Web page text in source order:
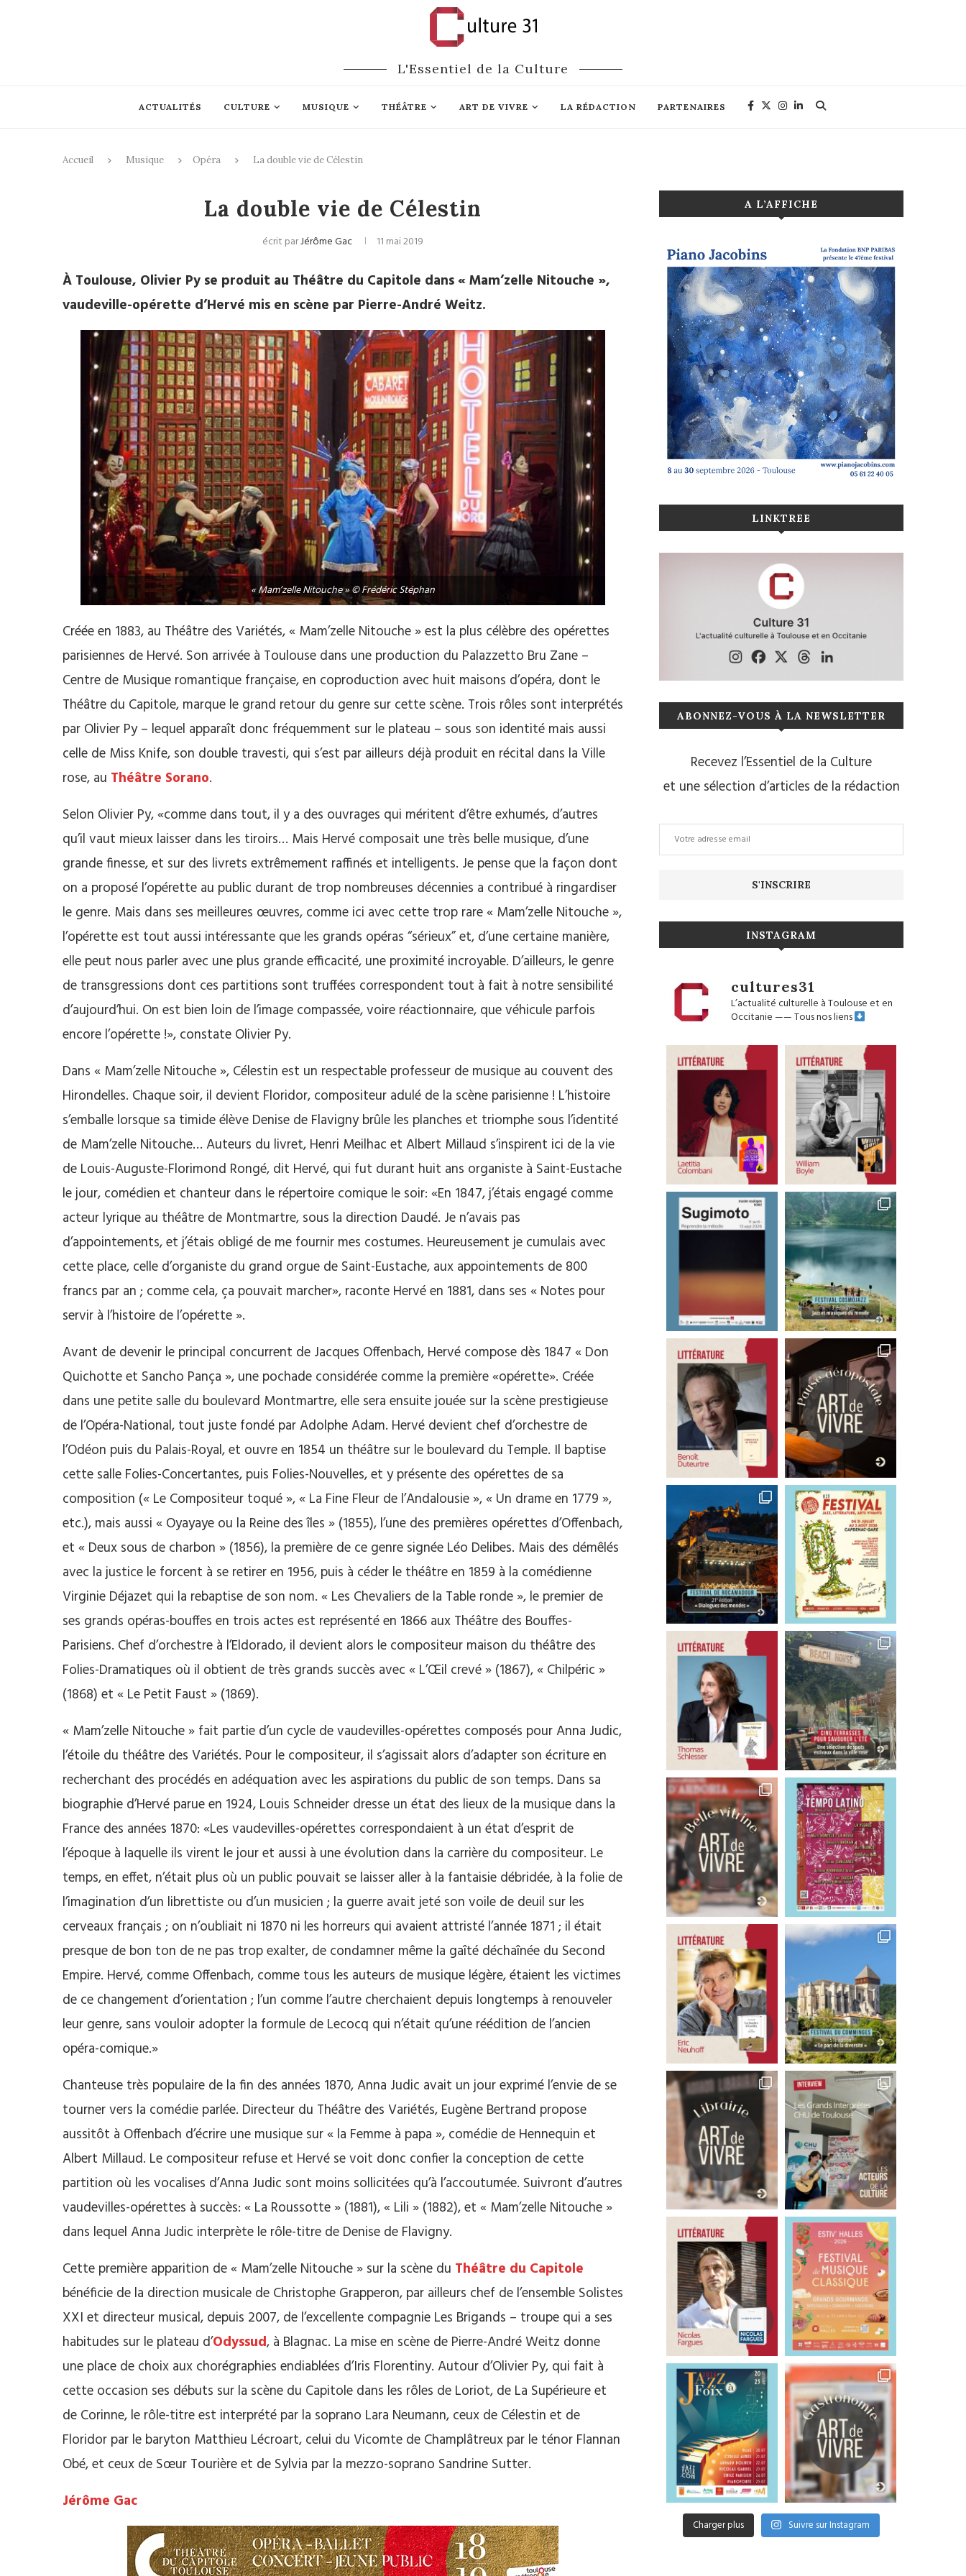
L'Essentiel de la Culture
ACTUALITÉS CULTURE MUSIQUE THÉÂTRE ART DE VIVRE LA RÉDACTION PARTENAIRES
Accueil Musique Opéra La double vie de Célestin
La double vie de Célestin
écrit parJérôme Gac 11 mai 2019
À Toulouse, Olivier Py se produit au Théâtre du Capitole dans « Mam’zelle Nitouche »,
vaudeville-opérette d’Hervé mis en scène par Pierre-André Weitz.
« Mam’zelle Nitouche » © Frédéric Stéphan
Créée en 1883, au Théâtre des Variétés, « Mam’zelle Nitouche » est la plus célèbre des opérettes
parisiennes de Hervé. Son arrivée à Toulouse dans une production du Palazzetto Bru Zane –
Centre de Musique romantique française, en coproduction avec huit maisons d’opéra, dont le
Théâtre du Capitole, marque le grand retour du genre sur cette scène. Trois rôles sont interprétés
par Olivier Py – lequel apparaît donc fréquemment sur le plateau – sous son identité mais aussi
celle de Miss Knife, son double travesti, qui s’est par ailleurs déjà produit en récital dans la Ville
rose, au Théâtre Sorano.
Selon Olivier Py, «comme dans tout, il y a des ouvrages qui méritent d’être exhumés, d’autres
qu’il vaut mieux laisser dans les tiroirs… Mais Hervé composait une très belle musique, d’une
grande finesse, et sur des livrets extrêmement raffinés et intelligents. Je pense que la façon dont
on a proposé l’opérette au public durant de trop nombreuses décennies a contribué à ringardiser
le genre. Mais dans ses meilleures œuvres, comme ici avec cette trop rare « Mam’zelle Nitouche »,
l’opérette est tout aussi intéressante que les grands opéras “sérieux” et, d’une certaine manière,
elle peut nous parler avec une plus grande efficacité, une proximité incroyable. D’ailleurs, le genre
de transgressions dont ces partitions sont truffées correspondent tout à fait à notre sensibilité
d’aujourd’hui. On est bien loin de l’image compassée, voire réactionnaire, que véhicule parfois
encore l’opérette !», constate Olivier Py.
Dans « Mam’zelle Nitouche », Célestin est un respectable professeur de musique au couvent des
Hirondelles. Chaque soir, il devient Floridor, compositeur adulé de la scène parisienne ! L’histoire
s’emballe lorsque sa timide élève Denise de Flavigny brûle les planches et triomphe sous l’identité
de Mam’zelle Nitouche… Auteurs du livret, Henri Meilhac et Albert Millaud s’inspirent ici de la vie
de Louis-Auguste-Florimond Rongé, dit Hervé, qui fut durant huit ans organiste à Saint-Eustache
le jour, comédien et chanteur dans le répertoire comique le soir: «En 1847, j’étais engagé comme
acteur lyrique au théâtre de Montmartre, sous la direction Daudé. Je n’avais pas
d’appointements, et j’étais obligé de me fournir mes costumes. Heureusement je cumulais avec
cette place, celle d’organiste du grand orgue de Saint-Eustache, aux appointements de 800
francs par an ; comme cela, ça pouvait marcher», raconte Hervé en 1881, dans ses « Notes pour
servir à l’histoire de l’opérette ».
Avant de devenir le principal concurrent de Jacques Offenbach, Hervé compose dès 1847 « Don
Quichotte et Sancho Pança », une pochade considérée comme la première «opérette». Créée
dans une petite salle du boulevard Montmartre, elle sera ensuite jouée sur la scène prestigieuse
de l’Opéra-National, tout juste fondé par Adolphe Adam. Hervé devient chef d’orchestre de
l’Odéon puis du Palais-Royal, et ouvre en 1854 un théâtre sur le boulevard du Temple. Il baptise
cette salle Folies-Concertantes, puis Folies-Nouvelles, et y présente des opérettes de sa
composition (« Le Compositeur toqué », « La Fine Fleur de l’Andalousie », « Un drame en 1779 »,
etc.), mais aussi « Oyayaye ou la Reine des îles » (1855), l’une des premières opérettes d’Offenbach,
et « Deux sous de charbon » (1856), la première de ce genre signée Léo Delibes. Mais des démêlés
avec la justice le forcent à se retirer en 1956, puis à céder le théâtre en 1859 à la comédienne
Virginie Déjazet qui la rebaptise de son nom. « Les Chevaliers de la Table ronde », le premier de
ses grands opéras-bouffes en trois actes est représenté en 1866 aux Théâtre des Bouffes-
Parisiens. Chef d’orchestre à l’Eldorado, il devient alors le compositeur maison du théâtre des
Folies-Dramatiques où il obtient de très grands succès avec « L’Œil crevé » (1867), « Chilpéric »
(1868) et « Le Petit Faust » (1869).
« Mam’zelle Nitouche » fait partie d’un cycle de vaudevilles-opérettes composés pour Anna Judic,
l’étoile du théâtre des Variétés. Pour le compositeur, il s’agissait alors d’adapter son écriture en
recherchant des procédés en adéquation avec les aspirations du public de son temps. Dans sa
biographie d’Hervé parue en 1924, Louis Schneider dresse un état des lieux de la musique dans la
France des années 1870: «Les vaudevilles-opérettes correspondaient à un état d’esprit de
l’époque à laquelle ils virent le jour et aussi à une évolution dans la carrière du compositeur. Le
temps, en effet, n’était plus où un public pouvait se laisser aller à la fantaisie débridée, à la folie de
l’imagination d’un librettiste ou d’un musicien ; la guerre avait jeté son voile de deuil sur les
cerveaux français ; on n’oubliait ni 1870 ni les horreurs qui avaient attristé l’année 1871 ; il était
presque de bon ton de ne pas trop exalter, de condamner même la gaîté déchaînée du Second
Empire. Hervé, comme Offenbach, comme tous les auteurs de musique légère, étaient les victimes
de ce changement d’orientation ; l’un comme l’autre cherchaient depuis longtemps à renouveler
leur genre, sans vouloir adopter la formule de Lecocq qui n’était qu’une réédition de l’ancien
opéra-comique.»
Chanteuse très populaire de la fin des années 1870, Anna Judic avait un jour exprimé l’envie de se
tourner vers la comédie parlée. Directeur du Théâtre des Variétés, Eugène Bertrand propose
aussitôt à Offenbach d’écrire une musique sur « la Femme à papa », comédie de Hennequin et
Albert Millaud. Le compositeur refuse et Hervé se voit donc confier la conception de cette
partition où les vocalises d’Anna Judic sont moins sollicitées qu’à l’accoutumée. Suivront d’autres
vaudevilles-opérettes à succès: « La Roussotte » (1881), « Lili » (1882), et « Mam’zelle Nitouche »
dans lequel Anna Judic interprète le rôle-titre de Denise de Flavigny.
Cette première apparition de « Mam’zelle Nitouche » sur la scène du Théâtre du Capitole
bénéficie de la direction musicale de Christophe Grapperon, par ailleurs chef de l’ensemble Solistes
XXI et directeur musical, depuis 2007, de l’excellente compagnie Les Brigands – troupe qui a ses
habitudes sur le plateau d’Odyssud, à Blagnac. La mise en scène de Pierre-André Weitz donne
une place de choix aux chorégraphies endiablées d’Iris Florentiny. Autour d’Olivier Py, qui fait à
cette occasion ses débuts sur la scène du Capitole dans les rôles de Loriot, de La Supérieure et
de Corinne, le rôle-titre est interprété par la soprano Lara Neumann, ceux de Célestin et de
Floridor par le baryton Matthieu Lécroart, celui du Vicomte de Champlâtreux par le ténor Flannan
Obé, et ceux de Sœur Tourière et de Sylvia par la mezzo-soprano Sandrine Sutter.
Jérôme Gac
A L’AFFICHE
LINKTREE
ABONNEZ-VOUS À LA NEWSLETTER
Recevez l’Essentiel de la Culture
et une sélection d’articles de la rédaction
INSTAGRAM
cultures31
L’actualité culturelle à Toulouse et en
Occitanie——Tous nos liens
Charger plus Suivre sur Instagram